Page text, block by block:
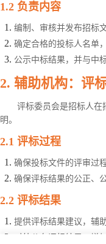
1.2 负责内容
编制、审核并发布招标
确定合格的投标人名单
公示中标结果，并与中
2. 辅助机构：评
评标委员会是招标人在
明。
2.1 评标过程
确保投标文件的评审过
确保评标结果的公正、
2.2 评标结果
提供评标结果建议，辅